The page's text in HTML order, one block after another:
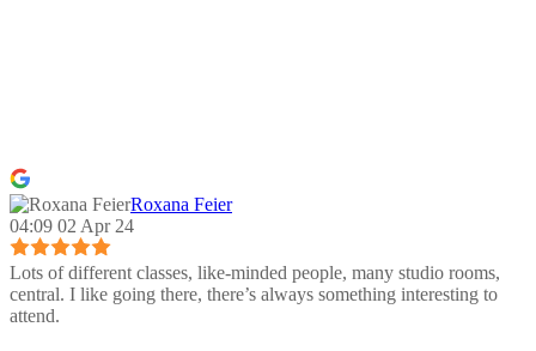
Roxana Feier
04:09 02 Apr 24
Lots of different classes, like-minded people, many studio rooms,
central. I like going there, there’s always something interesting to
attend.